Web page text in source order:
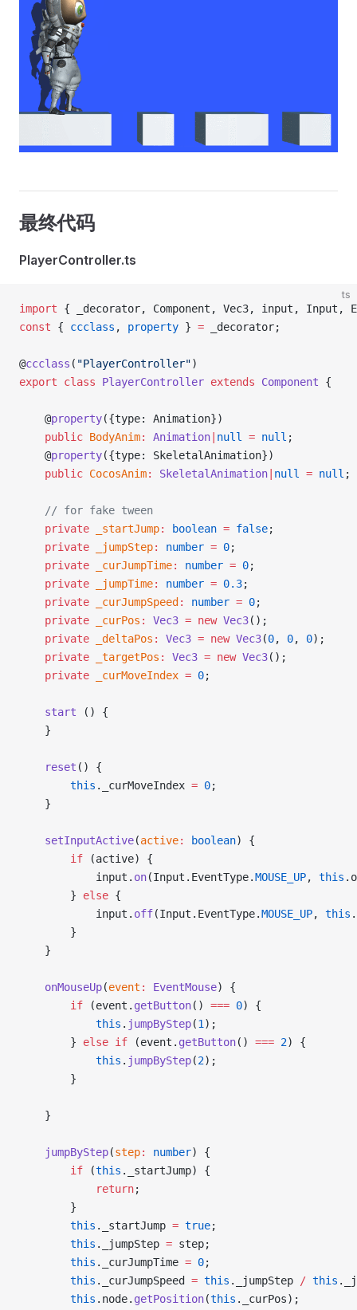
最终代码
PlayerController.ts
ts
import { _decorator, Component, Vec3, input, Input,
const { ccclass , property } = _decorator;
@ccclass ( "PlayerController")
export class PlayerController extends Component {
    @
property({type: Animation})
    public
BodyAnim: Animation null = null ;
    @
property({type: SkeletalAnimation})
    public
CocosAnim: SkeletalAnimation null = null ;
    // for fake tween
    private
_startJump: boolean = false;
    private
_jumpStep: number = 0;
    private
_curJumpTime: number = 0;
    private
_jumpTime: number = 0.3;
    private
_curJumpSpeed : number = 0;
    private
_curPos : Vec3 = new Vec3();
    private
_deltaPos : Vec3 = new Vec3(0, 0, 0);
    private
_targetPos : Vec3 = new Vec3();
    private
_curMoveIndex = 0;
    start
() {
    }
    reset
() {
        this
._curMoveIndex = 0;
    }
    setInputActive
(active: boolean) {
        if
(active) {
            input.
on(Input.EventType.MOUSE_UP, this
        }
else {
            input.
off(Input.EventType.MOUSE_UP, this
        }
    }
    onMouseUp
(event : EventMouse) {
        if
(event. getButton() === 0) {
            this
. jumpByStep(1 );
        }
else if (event. getButton() === 2) {
            this
. jumpByStep(2);
        }
    }
    jumpByStep
(step: number) {
        if
(this ._startJump) {
            return
;
        }
        this
._startJump = true;
        this
._jumpStep = step;
        this
._curJumpTime = 0;
        this
._curJumpSpeed = this ._jumpStep / this
        this
.node. getPosition(this ._curPos);